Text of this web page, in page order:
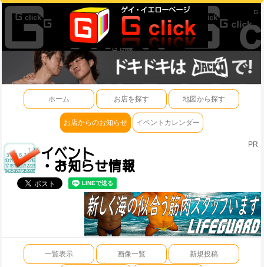
ホーム お店を探す 地図から探す
お店からのお知らせ イベントカレンダー
PR
一覧表示 画像一覧 新規投稿